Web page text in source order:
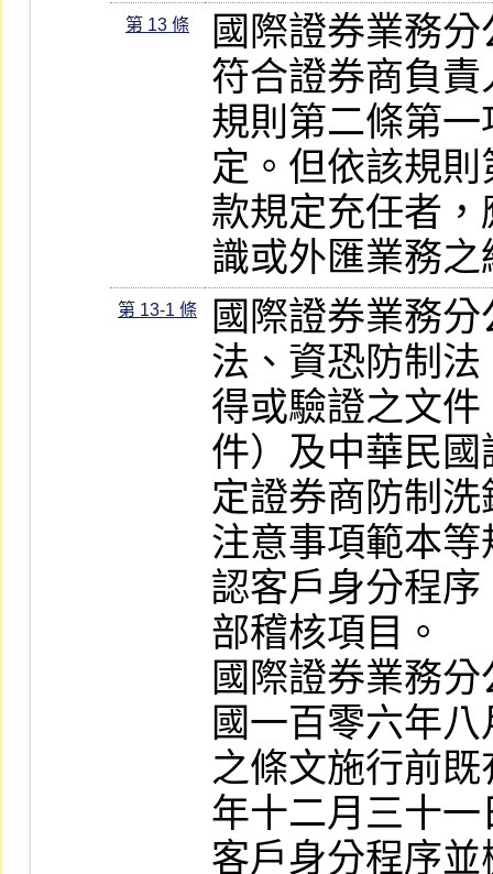
第 13 條
國際證券業務
符合證券商負
規則第二條第
定。但依該規
款規定充任者
識或外匯業務之
第 13-1 條
國際證券業務
法、資恐防制
得或驗證之文
件）及中華民
定證券商防制
注意事項範本
認客戶身分程
部稽核項目。
國際證券業務
國一百零六年
之條文施行前
年十二月三十
客戶身分程序